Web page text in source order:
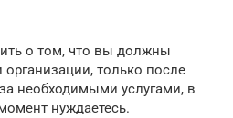
о том, что вы должны
только после
необходимыми услугами, в
нуждаетесь.